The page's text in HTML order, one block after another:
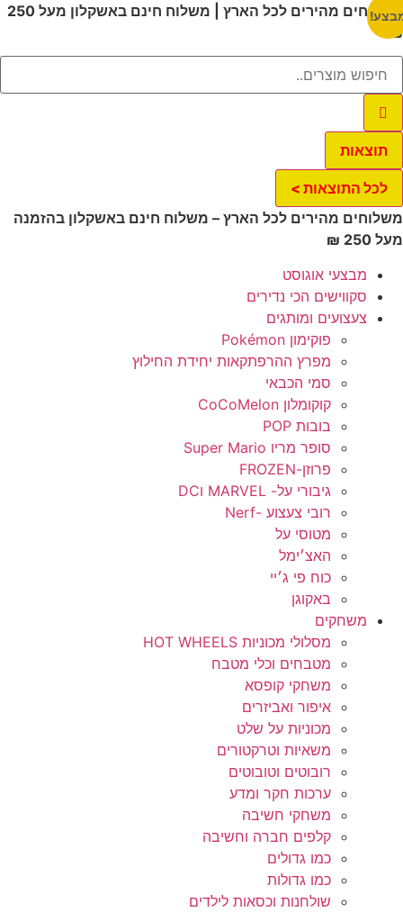
דלג
לתוכן
משלוחים מהירים לכל הארץ | משלוח חינם באשקלון מעל 250
₪
תוצאות
לכל התוצאות >
משלוחים מהירים לכל הארץ – משלוח חינם באשקלון בהזמנה
מעל 250 ₪
מבצעי אוגוסט
סקווישים הכי נדירים
צעצועים ומותגים
פוקימון Pokémon
מפרץ ההרפתקאות יחידת החילוץ
סמי הכבאי
קוקומלון CoCoMelon
בובות POP
סופר מריו Super Mario
פרוזן-FROZEN
גיבורי על- MARVEL וDC
רובי צעצוע -Nerf
מטוסי על
האצ׳ימל
כוח פי ג׳יי
באקוגן
משחקים
מסלולי מכוניות HOT WHEELS
מטבחים וכלי מטבח
משחקי קופסא
איפור ואביזרים
מכוניות על שלט
משאיות וטרקטורים
רובוטים וטובוטים
ערכות חקר ומדע
משחקי חשיבה
קלפים חברה וחשיבה
כמו גדולים
כמו גדולות
שולחנות וכסאות לילדים